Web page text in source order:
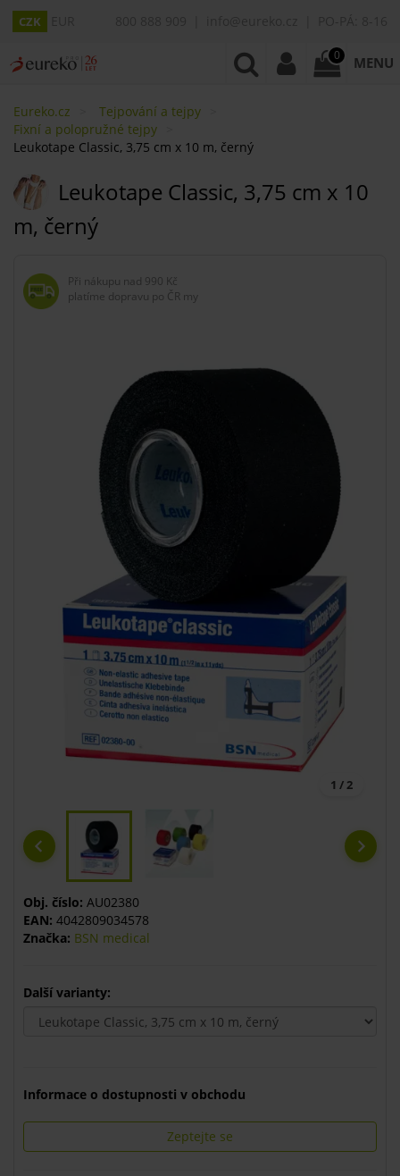
CZK
0 MENU
Eureko.cz
Tejpování a tejpy
Fixní a polopružné tejpy
Leukotape Classic, 3,75 cm x 10 m, černý
Leukotape Classic, 3,75 cm x 10
m, černý
Při nákupu nad 990 Kč
platíme dopravu po ČR my
1 / 2
Obj. číslo: AU02380
EAN: 4042809034578
Značka: BSN medical
Další varianty:
Informace o dostupnosti v obchodu
Zeptejte se